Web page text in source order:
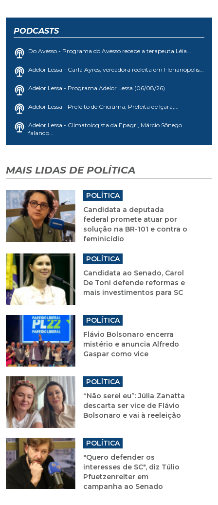
PODCASTS
Do Avesso - Programa do Avesso recebe a terapeuta Léia...
Adelor Lessa - Carla Ayres, vereadora reeleita em Florianópolis...
Adelor Lessa - Programa Adelor Lessa (06/08/26)
Adelor Lessa - Prefeito de Criciúma, Prefeita de Içara,...
Adelor Lessa - Climatologista da Epagri, Márcio Sônego
falando...
MAIS LIDAS DE POLÍTICA
POLÍTICA
Candidata a deputada
federal promete atuar por
solução na BR-101 e contra o
feminicídio
POLÍTICA
Candidata ao Senado, Carol
De Toni defende reformas e
mais investimentos para SC
POLÍTICA
Flávio Bolsonaro encerra
mistério e anuncia Alfredo
Gaspar como vice
POLÍTICA
“Não serei eu”: Júlia Zanatta
descarta ser vice de Flávio
Bolsonaro e vai à reeleição
POLÍTICA
"Quero defender os
interesses de SC", diz Túlio
Pfuetzenreiter em
campanha ao Senado